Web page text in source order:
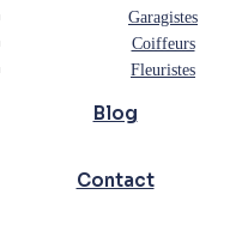
Garagistes
Coiffeurs
Fleuristes
Blog
Contact